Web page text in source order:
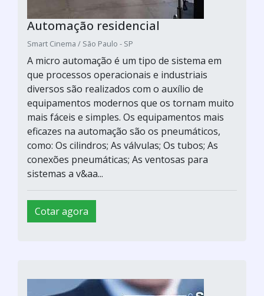
Automação residencial
Smart Cinema / São Paulo - SP
A micro automação é um tipo de sistema em
que processos operacionais e industriais
diversos são realizados com o auxílio de
equipamentos modernos que os tornam muito
mais fáceis e simples. Os equipamentos mais
eficazes na automação são os pneumáticos,
como: Os cilindros; As válvulas; Os tubos; As
conexões pneumáticas; As ventosas para
sistemas a v&aa...
Cotar agora